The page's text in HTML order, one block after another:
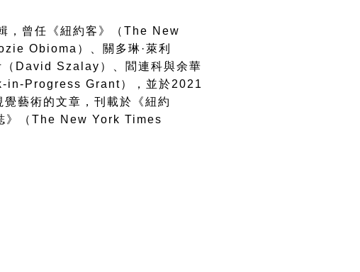
，曾任《紐約客》（ The New
Obioma ）、關多琳·萊利
David Szalay ）、閻連科與余華
in-Progress Grant），並於2021
藝術的文章，刊載於《紐約
》（ The New York Times